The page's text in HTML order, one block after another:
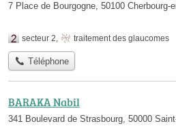
7 Place de Bourgogne, 50100 Cherbourg-
secteur 2, traitement des glaucomes
Téléphone
BARAKA Nabil
341 Boulevard de Strasbourg, 50000